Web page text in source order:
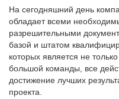
На сегодняшний день
обладает всеми
разрешительными
базой и штатом
которых является не
большой команды, все
достижение лучших
проекта.